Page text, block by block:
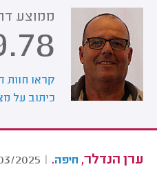
ממוצע
קראו חוות
כיתוב על
ערן הנדלר, חיפה.
|
2025